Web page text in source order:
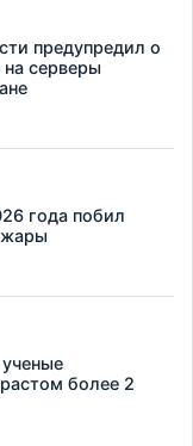
предупредил о
серверы
года побил
жары
более 2